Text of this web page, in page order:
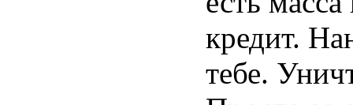
кредит.
тебе.